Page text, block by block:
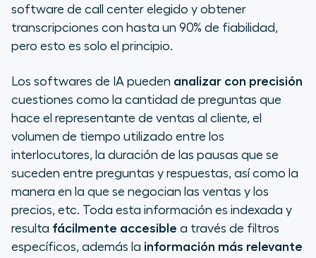
software de call center elegido y obtener
transcripciones con hasta un 90% de fiabilidad,
pero esto es solo el principio.
Los softwares de IA pueden analizar con precisión
cuestiones como la cantidad de preguntas que
hace el representante de ventas al cliente, el
volumen de tiempo utilizado entre los
interlocutores, la duración de las pausas que se
suceden entre preguntas y respuestas, así como la
manera en la que se negocian las ventas y los
precios, etc. Toda esta información es indexada y
resulta fácilmente accesible a través de filtros
específicos, además la información más relevante